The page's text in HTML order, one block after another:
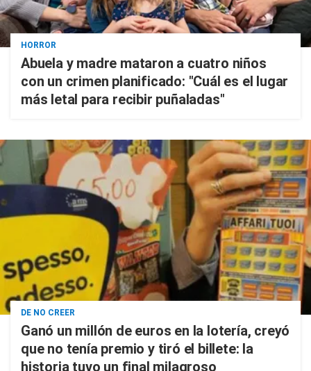
HORROR
Abuela y madre mataron a cuatro niños
con un crimen planificado: "Cuál es el lugar
más letal para recibir puñaladas"
DE NO CREER
Ganó un millón de euros en la lotería, creyó
que no tenía premio y tiró el billete: la
historia tuvo un final milagroso